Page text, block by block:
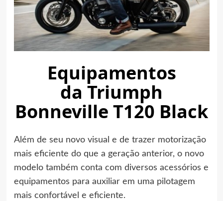
Equipamentos
da Triumph
Bonneville T120 Black
Além de seu novo visual e de trazer motorização
mais eficiente do que a geração anterior, o novo
modelo também conta com diversos acessórios e
equipamentos para auxiliar em uma pilotagem
mais confortável e eficiente.